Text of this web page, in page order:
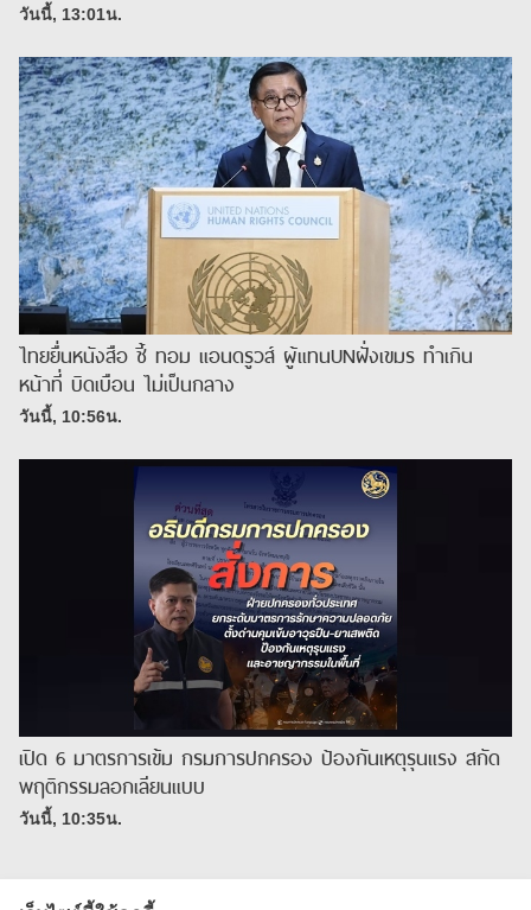
วันนี้, 13:01น.
ไทยยื่นหนังสือ ชี้ ทอม แอนดรูวส์ ผู้แทนUNฝั่งเขมร ทำเกิน
หน้าที่ บิดเบือน ไม่เป็นกลาง
วันนี้, 10:56น.
เปิด 6 มาตรการเข้ม กรมการปกครอง ป้องกันเหตุรุนแรง สกัด
พฤติกรรมลอกเลียนแบบ
วันนี้, 10:35น.